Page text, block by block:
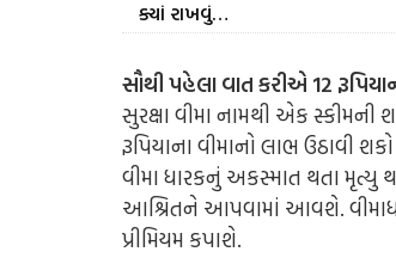
ક્યાં રાખવું…
સૌથી પહેલા વાત કરીએ 12
સુરક્ષા વીમા નામથી એક
રૂપિયાના વીમાનો લાભ ઉઠાવી
વીમા ધારકનું અકસ્માત થતા મૃત્યુ
આશ્રિતને આપવામાં આવશે.
પ્રીમિયમ કપાશે.